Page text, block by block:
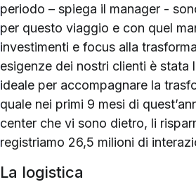
periodo – spiega il manager -
per questo viaggio e con quel
investimenti e focus alla
esigenze dei nostri clienti è stata
ideale per accompagnare la
quale nei primi 9 mesi di
center che vi sono dietro, li
registriamo 26,5 milioni di
La logistica